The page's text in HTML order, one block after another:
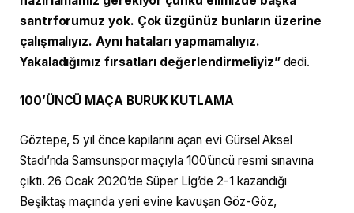
santrforumuz yok. Çok üzgünüz bunların üzerine
çalışmalıyız. Aynı hataları yapmamalıyız.
Yakaladığımız fırsatları değerlendirmeliyiz”dedi.
100’ÜNCÜ MAÇA BURUK KUTLAMA
Göztepe, 5 yıl önce kapılarını açan evi Gürsel Aksel
Stadı’nda Samsunspor maçıyla 100’üncü resmi sınavına
çıktı. 26 Ocak 2020’de Süper Lig’de 2-1 kazandığı
Beşiktaş maçında yeni evine kavuşan Göz-Göz,